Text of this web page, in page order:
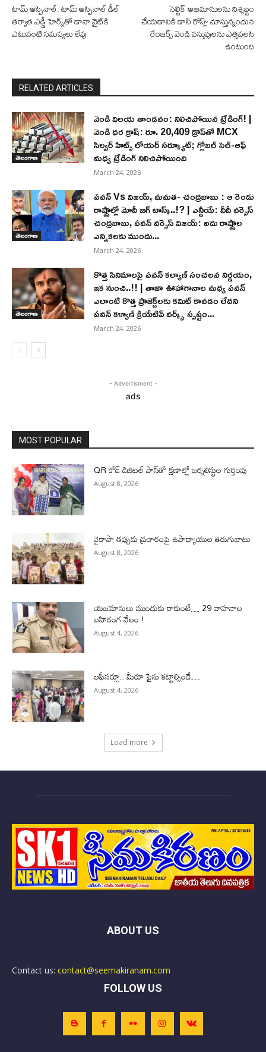
టామ్ ఆస్పినాల్: టామ్ ఆస్పినాల్ డీల్
తర్వాత ఎడ్డీ హెర్న్‌తో డానా వైట్‌కి
ఎటువంటి సమస్యలు లేవు
సెల్టిక్ అభిమానులను నిశ్శబ్దం
చేయడానికి డానీ రోహ్ల్ చూస్తున్నందున
రేంజర్స్ వెండి వస్తువులను ఎత్తవలసి
ఉంటుంది
RELATED ARTICLES
తెలంగాణ
వెండి విలయ తాండవం: నిలిచిపోయిన ట్రేడింగ్! |
వెండి ధర క్రాష్: రూ. 20,409 డ్రాప్‌తో MCX
సిల్వర్ హిట్స్ లోయర్ సర్క్యూట్; గ్లోబల్ సెల్-ఆఫ్
మధ్య ట్రేడింగ్ నిలిచిపోయింది
March 24, 2026
తెలంగాణ
పవన్ Vs విజయ్, మమత- చంద్రబాబు : ఆ రెండు
రాష్ట్రాల్లో మోదీ బిగ్ టాస్క్..!? | ఎన్డీయే: దీదీ వర్సెస్
చంద్రబాబు, పవన్ వర్సెస్ విజయ్: ఐదు రాష్ట్రాల
ఎన్నికలకు ముందు...
March 24, 2026
తెలంగాణ
కొత్త సినిమాలపై పవన్ కల్యాణ్‌ సంచలన నిర్ణయం,
ఇక నుంచి..!! | తాజా ఊహాగానాల మధ్య పవన్
ఎలాంటి కొత్త ప్రాజెక్ట్‌లకు కమిట్ కావడం లేదని
పవన్ కళ్యాణ్ క్రియేటివ్ వర్క్స్ స్పష్టం...
March 24, 2026
- Advertisment -
ads
MOST POPULAR
QR కోడ్ డిజిటల్ పాస్‌తో క్షణాల్లో జర్నలిస్టుల గుర్తింపు
August 8, 2026
వైకాపా తప్పుడు ప్రచారంపై ఉపాధ్యాయుల తిరుగుబాటు
August 8, 2026
యజమానులు ముందుకు రాకుంటే… 29 వాహనాల
బహిరంగ వేలం !
August 4, 2026
ఆఫీసర్లూ.. మీరూ ఫైను కట్టాల్సిందే…
August 4, 2026
Load more
ABOUT US
Contact us: contact@seemakiranam.com
FOLLOW US